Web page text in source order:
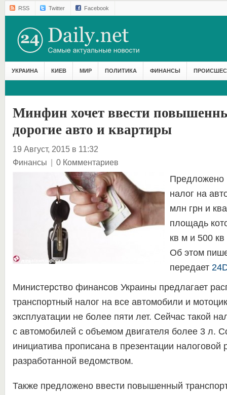
RSS Twitter Facebook
УКРАИНА КИЕВ МИР ПОЛИТИКА ФИНАНСЫ
Минфин хочет ввести
дорогие авто и квартиры
19 Август, 2015 в 11:32
Финансы | 0 Комментариев
Предложено
налог на
млн грн и
площадь
кв м и 500 кв
Об этом
передает
Министерство финансов Украины предлагает
транспортный налог на все автомобили и
эксплуатации не более пяти лет. Сейчас такой
с автомобилей с объемом двигателя более 3 л.
инициатива прописана в презентации
разработанной ведомством.
Также предложено ввести повышенный